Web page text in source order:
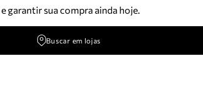
e garantir sua compra ainda hoje.
Buscar em lojas